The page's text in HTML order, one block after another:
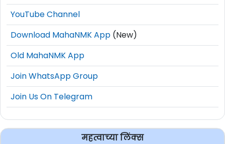
YouTube Channel
Download MahaNMK App (New)
Old MahaNMK App
Join WhatsApp Group
Join Us On Telegram
महत्वाच्या लिंक्स